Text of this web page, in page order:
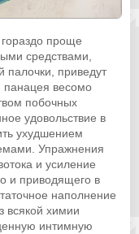
проще
средствами,
палочки, приведут
панацея весомо
побочных
удовольствие в
ухудшением
Упражнения
и усиление
и приводящего в
наполнение
химии
интимную